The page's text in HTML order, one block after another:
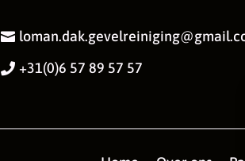

 +31(0)6 57 89 57 57